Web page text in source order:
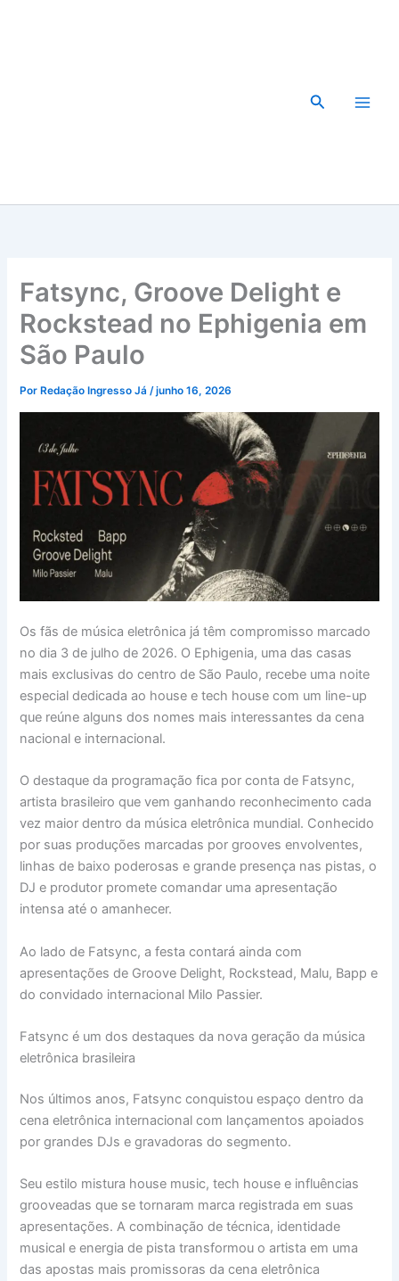
Pesquisar
Fatsync, Groove Delight e
Rockstead no Ephigenia em
São Paulo
Por Redação Ingresso Já/junho 16, 2026
Os fãs de música eletrônica já têm compromisso marcado
no dia 3 de julho de 2026. O Ephigenia, uma das casas
mais exclusivas do centro de São Paulo, recebe uma noite
especial dedicada ao house e tech house com um line-up
que reúne alguns dos nomes mais interessantes da cena
nacional e internacional.
O destaque da programação fica por conta de Fatsync,
artista brasileiro que vem ganhando reconhecimento cada
vez maior dentro da música eletrônica mundial. Conhecido
por suas produções marcadas por grooves envolventes,
linhas de baixo poderosas e grande presença nas pistas, o
DJ e produtor promete comandar uma apresentação
intensa até o amanhecer.
Ao lado de Fatsync, a festa contará ainda com
apresentações de Groove Delight, Rockstead, Malu, Bapp e
do convidado internacional Milo Passier.
Fatsync é um dos destaques da nova geração da música
eletrônica brasileira
Nos últimos anos, Fatsync conquistou espaço dentro da
cena eletrônica internacional com lançamentos apoiados
por grandes DJs e gravadoras do segmento.
Seu estilo mistura house music, tech house e influências
grooveadas que se tornaram marca registrada em suas
apresentações. A combinação de técnica, identidade
musical e energia de pista transformou o artista em uma
das apostas mais promissoras da cena eletrônica